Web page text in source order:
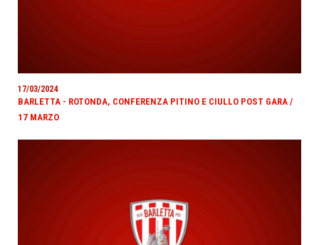
17/03/2024
BARLETTA - ROTONDA, CONFERENZA PITINO E CIULLO POST GARA /
17 MARZO